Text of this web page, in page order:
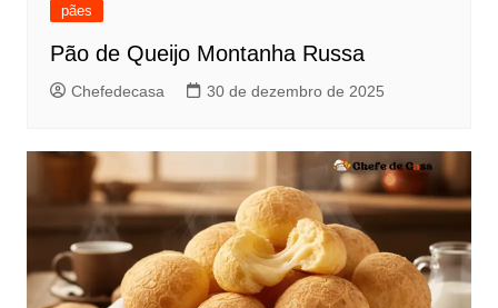
pães
Pão de Queijo Montanha Russa
Chefedecasa 30 de dezembro de 2025